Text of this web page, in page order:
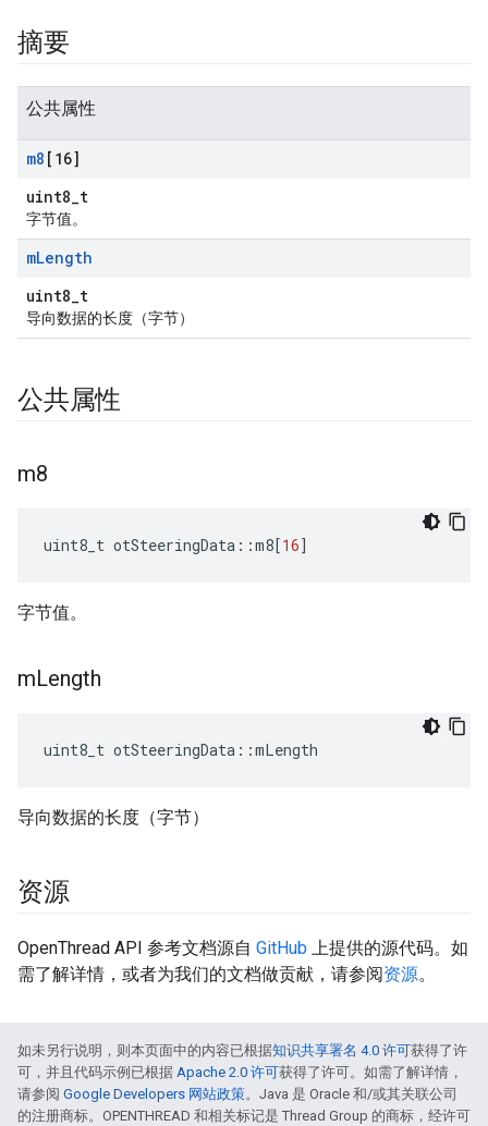
摘要
公共属性
m8 [16]
uint8_t
字节值。
mLength
uint8_t
导向数据的长度（字节）
公共属性
m8
uint8_t otSteeringData ::m8[16]
字节值。
mLength
uint8_t otSteeringData ::mLength
导向数据的长度（字节）
资源
OpenThread API 参考文档源自 GitHub 上提供的源代码。如
需了解详情，或者为我们的文档做贡献，请参阅资源。
如未另行说明，则本页面中的内容已根据知识共享署名 4.0 许可获得了许
可，并且代码示例已根据 Apache 2.0 许可获得了许可。如需了解详情，
请参阅 Google Developers 网站政策。Java 是 Oracle 和/或其关联公司
的注册商标。OPENTHREAD 和相关标记是 Thread Group 的商标，经许可